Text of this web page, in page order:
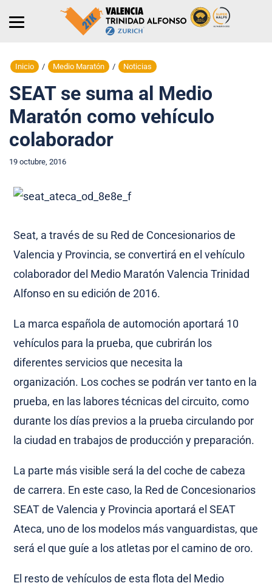
Inicio / Medio Maratón / Noticias
SEAT se suma al Medio
Maratón como vehículo
colaborador
19 octubre, 2016
Seat, a través de su Red de Concesionarios de
Valencia y Provincia, se convertirá en el vehículo
colaborador del Medio Maratón Valencia Trinidad
Alfonso en su edición de 2016.
La marca española de automoción aportará 10
vehículos para la prueba, que cubrirán los
diferentes servicios que necesita la
organización. Los coches se podrán ver tanto en la
prueba, en las labores técnicas del circuito, como
durante los días previos a la prueba circulando por
la ciudad en trabajos de producción y preparación.
La parte más visible será la del coche de cabeza
de carrera. En este caso, la Red de Concesionarios
SEAT de Valencia y Provincia aportará el SEAT
Ateca, uno de los modelos más vanguardistas, que
será el que guíe a los atletas por el camino de oro.
El resto de vehículos de esta flota del Medio